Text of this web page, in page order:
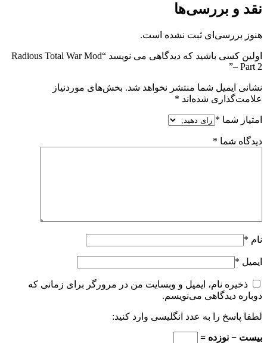
نقد و بررسی‌ها
هنوز بررسی‌ای ثبت نشده است.
اولین کسی باشید که دیدگاهی می نویسد “Radious Total War Mod
– Part 2”
نشانی ایمیل شما منتشر نخواهد شد. بخش‌های موردنیاز
علامت‌گذاری شده‌اند *
امتیاز شما *
دیدگاه شما *
نام *
ایمیل *
ذخیره نام، ایمیل و وبسایت من در مرورگر برای زمانی که
دوباره دیدگاهی می‌نویسم.
لطفا پاسخ را به عدد انگلیسی وارد کنید:
بیست − نوزده =